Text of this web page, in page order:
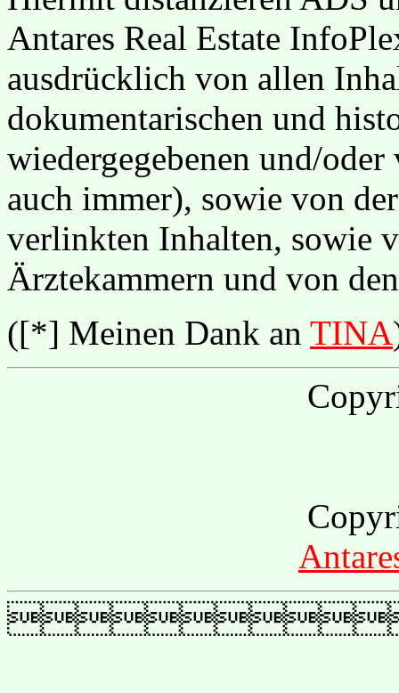
Antares Real Estate
ausdrücklich von allen
dokumentarischen und
wiedergegebenen und/
auch immer), sowie von
verlinkten Inhalten, sowie
Ärztekammern und von
([*] Meinen Dank an TINA